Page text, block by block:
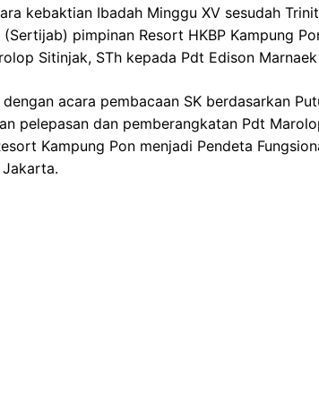
kebaktian Ibadah Minggu XV sesudah
(Sertijab) pimpinan Resort HKBP Kampung
Sitinjak, STh kepada Pdt Edison
acara pembacaan SK berdasarkan
pelepasan dan pemberangkatan Pdt
Kampung Pon menjadi Pendeta
Jakarta.